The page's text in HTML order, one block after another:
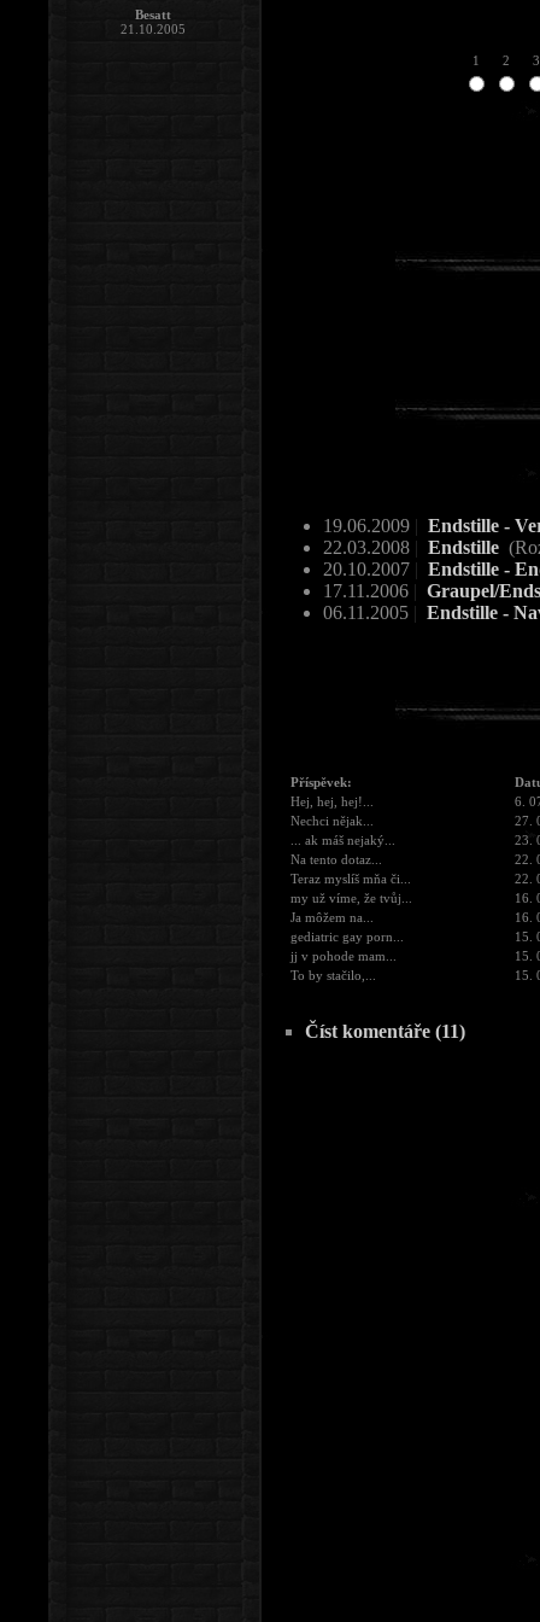
1 2 3
19.06.2009 | Endstille -
22.03.2008 | Endstille
20.10.2007 | Endstille -
17.11.2006 | Graupel/
06.11.2005 | Endstille -
Příspěvek:
Hej, hej, hej!...
6.
Nechci nějak...
27.
... ak máš nejaký...
23.
Na tento dotaz...
22.
Teraz myslíš mňa či...
22.
my už víme, že tvůj...
16.
Ja môžem na...
16.
gediatric gay porn...
15.
jj v pohode mam...
15.
To by stačilo,...
15.
Číst komentáře (11)
Besatt
21.10.2005